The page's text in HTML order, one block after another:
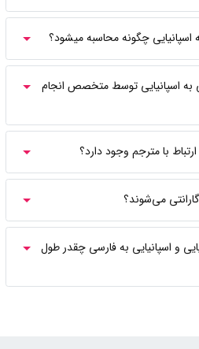
اسپانیایی چگونه محاسبه میشود؟
به اسپانیایی توسط متخصص انجام
با مترجم وجود دارد؟
می‌شوند؟
و اسپانیایی به فارسی چقدر طول